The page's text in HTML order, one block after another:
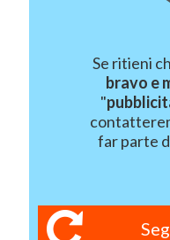
Se ritieni
bravo e
"
far parte